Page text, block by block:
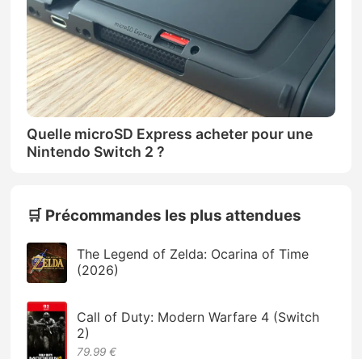
Quelle microSD Express acheter pour une
Nintendo Switch 2 ?
🛒 Précommandes les plus attendues
The Legend of Zelda: Ocarina of Time
(2026)
Call of Duty: Modern Warfare 4 (Switch
2)
79.99 €